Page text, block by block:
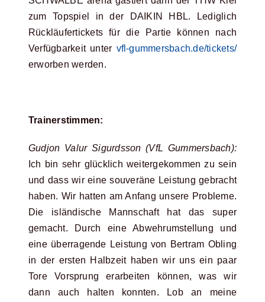
zum Topspiel in der DAIKIN HBL. Lediglich
Rückläufertickets für die Partie können nach
Verfügbarkeit unter vfl-gummersbach.de/tickets/
erworben werden.
Trainerstimmen:
Gudjon Valur Sigurdsson (VfL Gummersbach):
Ich bin sehr glücklich weitergekommen zu sein
und dass wir eine souveräne Leistung gebracht
haben. Wir hatten am Anfang unsere Probleme.
Die isländische Mannschaft hat das super
gemacht. Durch eine Abwehrumstellung und
eine überragende Leistung von Bertram Obling
in der ersten Halbzeit haben wir uns ein paar
Tore Vorsprung erarbeiten können, was wir
dann auch halten konnten. Lob an meine